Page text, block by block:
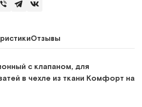
Отзывы
с клапаном, для
в чехле из ткани Комфорт на